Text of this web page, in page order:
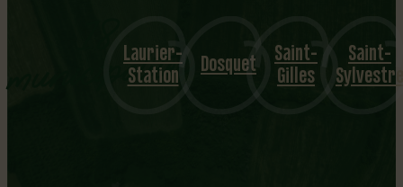
nicipalités
Laurier-
Station Dosquet Saint-
Gilles
Saint-
Sylvestre